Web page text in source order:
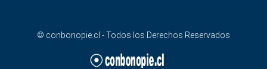
© conbonopie.cl - Todos los Derechos Reservados